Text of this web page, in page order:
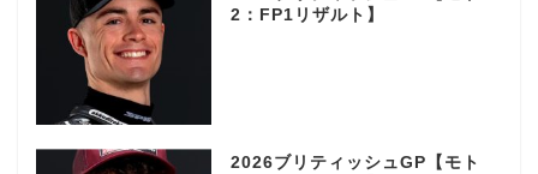
2：FP1リザルト】
2026ブリティッシュGP【モト